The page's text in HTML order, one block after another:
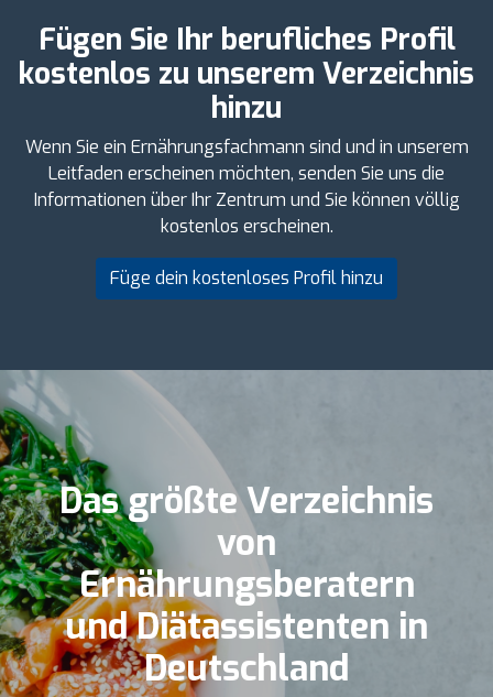
Fügen Sie Ihr berufliches Profil
kostenlos zu unserem Verzeichnis
hinzu
Wenn Sie ein Ernährungsfachmann sind und in unserem
Leitfaden erscheinen möchten, senden Sie uns die
Informationen über Ihr Zentrum und Sie können völlig
kostenlos erscheinen.
Füge dein kostenloses Profil hinzu
Das größte Verzeichnis
von
Ernährungsberatern
und Diätassistenten in
Deutschland